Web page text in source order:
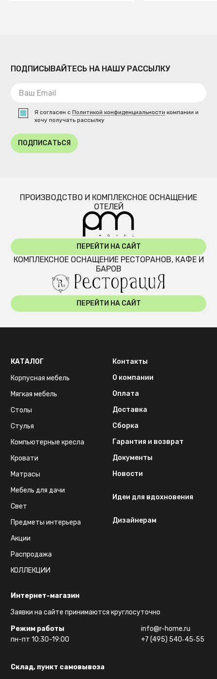
ПОДПИСЫВАЙТЕСЬ НА НАШУ РАССЫЛКУ
Я согласен сПолитикой конфиденциальности компании и
хочу получать рассылку
ПОДПИСАТЬСЯ
ПРОИЗВОДСТВО И КОМПЛЕКСНОЕ ОСНАЩЕНИЕ
ОТЕЛЕЙ
ПЕРЕЙТИ НА САЙТ
КОМПЛЕКСНОЕ ОСНАЩЕНИЕ РЕСТОРАНОВ, КАФЕ И
БАРОВ
ПЕРЕЙТИ НА САЙТ
Интернет-магазин
Заявки на сайте принимаются круглосуточно
Режим работы
пн-пт 10:30-19:00
info@r-home.ru
+7 (495) 540‑45‑55
Склад, пункт самовывоза
КАТАЛОГ
Корпусная мебель
Мягкая мебель
Столы
Стулья
Компьютерные кресла
Кровати
Матрасы
Мебель для дачи
Свет
Предметы интерьера
Акции
Распродажа
КОЛЛЕКЦИИ
Контакты
О компании
Оплата
Доставка
Сборка
Гарантия и возврат
Документы
Новости
Идеи для вдохновения
Дизайнерам